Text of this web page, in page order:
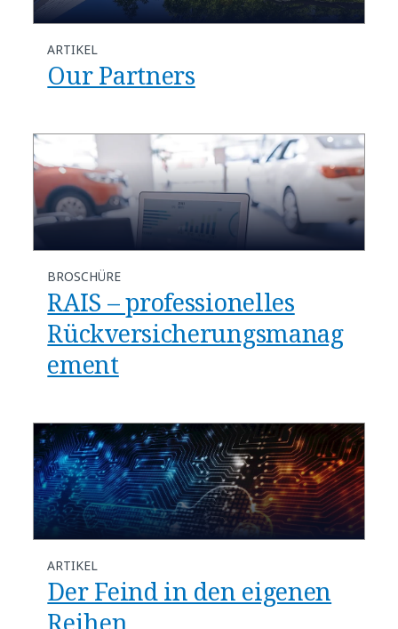
ARTIKEL
Our Partners
BROSCHÜRE
RAIS – professionelles
Rückversicherungsmanag
ement
ARTIKEL
Der Feind in den eigenen
Reihen